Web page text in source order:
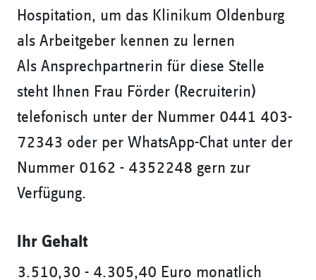
Hospitation, um das Klinikum Oldenburg
als Arbeitgeber kennen zu lernen
Als Ansprechpartnerin für diese Stelle
steht Ihnen Frau Förder (Recruiterin)
telefonisch unter der Nummer 0441 403-
72343 oder per WhatsApp-Chat unter der
Nummer 0162 - 4352248 gern zur
Verfügung.
Ihr Gehalt
3.510,30 - 4.305,40 Euro monatlich